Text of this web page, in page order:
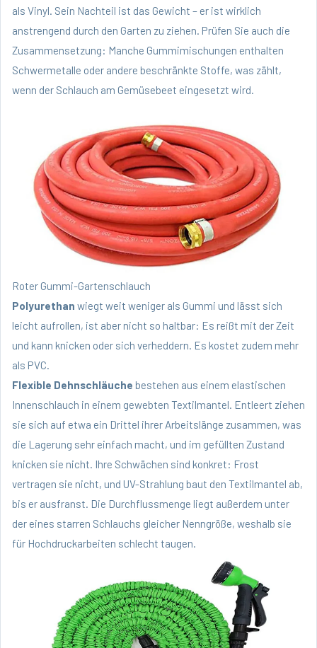
als Vinyl. Sein Nachteil ist das Gewicht – er ist wirklich
anstrengend durch den Garten zu ziehen. Prüfen Sie auch die
Zusammensetzung: Manche Gummimischungen enthalten
Schwermetalle oder andere beschränkte Stoffe, was zählt,
wenn der Schlauch am Gemüsebeet eingesetzt wird.
Roter Gummi-Gartenschlauch
Polyurethan wiegt weit weniger als Gummi und lässt sich
leicht aufrollen, ist aber nicht so haltbar: Es reißt mit der Zeit
und kann knicken oder sich verheddern. Es kostet zudem mehr
als PVC.
Flexible Dehnschläuche bestehen aus einem elastischen
Innenschlauch in einem gewebten Textilmantel. Entleert ziehen
sie sich auf etwa ein Drittel ihrer Arbeitslänge zusammen, was
die Lagerung sehr einfach macht, und im gefüllten Zustand
knicken sie nicht. Ihre Schwächen sind konkret: Frost
vertragen sie nicht, und UV-Strahlung baut den Textilmantel ab,
bis er ausfranst. Die Durchflussmenge liegt außerdem unter
der eines starren Schlauchs gleicher Nenngröße, weshalb sie
für Hochdruckarbeiten schlecht taugen.